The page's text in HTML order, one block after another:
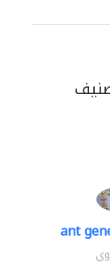
ant